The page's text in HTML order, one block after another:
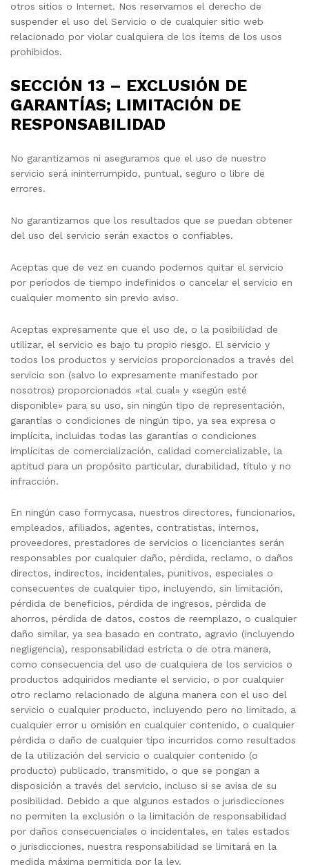
otros sitios o Internet. Nos reservamos el derecho de
suspender el uso del Servicio o de cualquier sitio web
relacionado por violar cualquiera de los ítems de los usos
prohibidos.
SECCIÓN 13 – EXCLUSIÓN DE
GARANTÍAS; LIMITACIÓN DE
RESPONSABILIDAD
No garantizamos ni aseguramos que el uso de nuestro
servicio será ininterrumpido, puntual, seguro o libre de
errores.
No garantizamos que los resultados que se puedan obtener
del uso del servicio serán exactos o confiables.
Aceptas que de vez en cuando podemos quitar el servicio
por períodos de tiempo indefinidos o cancelar el servicio en
cualquier momento sin previo aviso.
Aceptas expresamente que el uso de, o la posibilidad de
utilizar, el servicio es bajo tu propio riesgo. El servicio y
todos los productos y servicios proporcionados a través del
servicio son (salvo lo expresamente manifestado por
nosotros) proporcionados «tal cual» y «según esté
disponible» para su uso, sin ningún tipo de representación,
garantías o condiciones de ningún tipo, ya sea expresa o
implícita, incluidas todas las garantías o condiciones
implícitas de comercialización, calidad comercializable, la
aptitud para un propósito particular, durabilidad, título y no
infracción.
En ningún caso formycasa, nuestros directores, funcionarios,
empleados, afiliados, agentes, contratistas, internos,
proveedores, prestadores de servicios o licenciantes serán
responsables por cualquier daño, pérdida, reclamo, o daños
directos, indirectos, incidentales, punitivos, especiales o
consecuentes de cualquier tipo, incluyendo, sin limitación,
pérdida de beneficios, pérdida de ingresos, pérdida de
ahorros, pérdida de datos, costos de reemplazo, o cualquier
daño similar, ya sea basado en contrato, agravio (incluyendo
negligencia), responsabilidad estricta o de otra manera,
como consecuencia del uso de cualquiera de los servicios o
productos adquiridos mediante el servicio, o por cualquier
otro reclamo relacionado de alguna manera con el uso del
servicio o cualquier producto, incluyendo pero no limitado, a
cualquier error u omisión en cualquier contenido, o cualquier
pérdida o daño de cualquier tipo incurridos como resultados
de la utilización del servicio o cualquier contenido (o
producto) publicado, transmitido, o que se pongan a
disposición a través del servicio, incluso si se avisa de su
posibilidad. Debido a que algunos estados o jurisdicciones
no permiten la exclusión o la limitación de responsabilidad
por daños consecuenciales o incidentales, en tales estados
o jurisdicciones, nuestra responsabilidad se limitará en la
medida máxima permitida por la ley.